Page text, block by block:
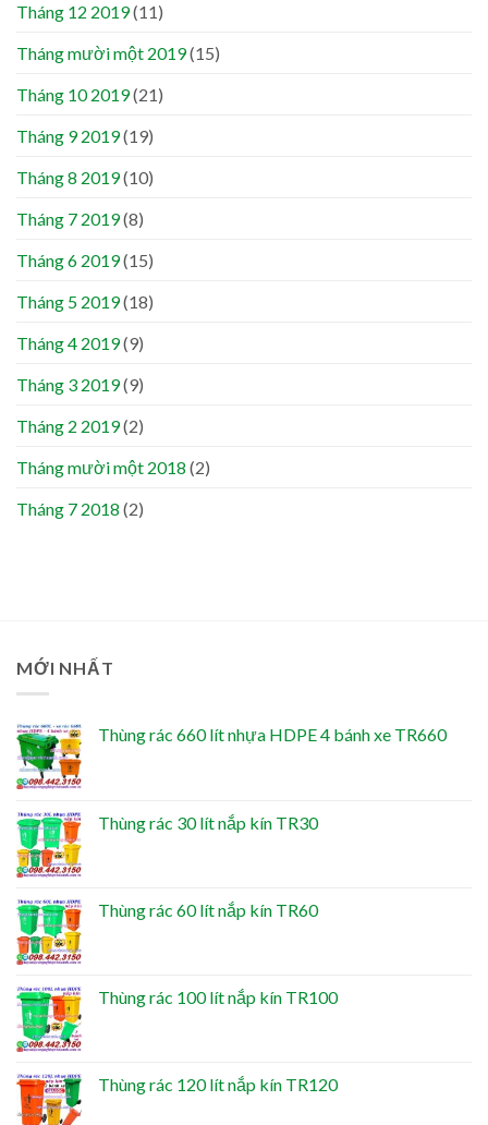
Tháng 12 2019(11)
Tháng mười một 2019(15)
Tháng 10 2019(21)
Tháng 9 2019(19)
Tháng 8 2019(10)
Tháng 7 2019(8)
Tháng 6 2019(15)
Tháng 5 2019(18)
Tháng 4 2019(9)
Tháng 3 2019(9)
Tháng 2 2019(2)
Tháng mười một 2018 (2)
Tháng 7 2018 (2)
MỚI NHẤT
Thùng rác 660 lít nhựa HDPE 4 bánh xe TR660
Thùng rác 30 lít nắp kín TR30
Thùng rác 60 lít nắp kín TR60
Thùng rác 100 lít nắp kín TR100
Thùng rác 120 lít nắp kín TR120